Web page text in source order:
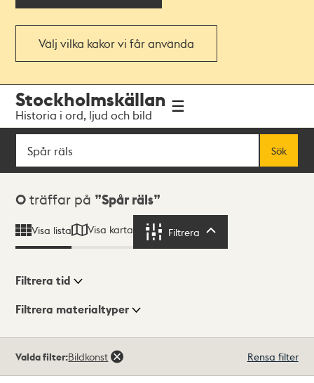
Välj vilka kakor vi får använda
navigationen
huvudinnehållet
Stockholmskällan
Historia i ord, ljud och bild
Sök
Sök
Sökresultat
0 träffar på Spår räls
Visa lista Visa karta Filtrera
Visningsläge
Filtrera tid
Filtrera materialtyper
träffar
Valda filter:Bildkonst Rensa filter